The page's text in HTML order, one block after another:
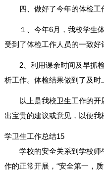
四、做好了今年的体检工
１、今年6月，我校学生
受到了体检工作人员的一致好
2、利用课余时间及早抓
析工作。体检结果做到了及时
以上是我校卫生工作的
出宝贵的建议或意见，以便我
学卫生工作总结15
学校的安全关系到学校
作的正常开展，“安全第一，